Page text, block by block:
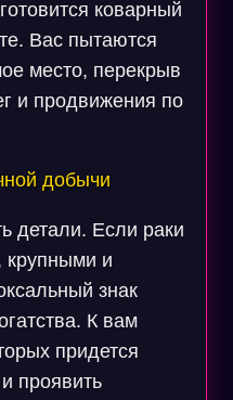
коварный
Вас пытаются
место, перекрыв
и продвижения по
добычи
детали. Если раки
крупными и
знак
К вам
придется
проявить